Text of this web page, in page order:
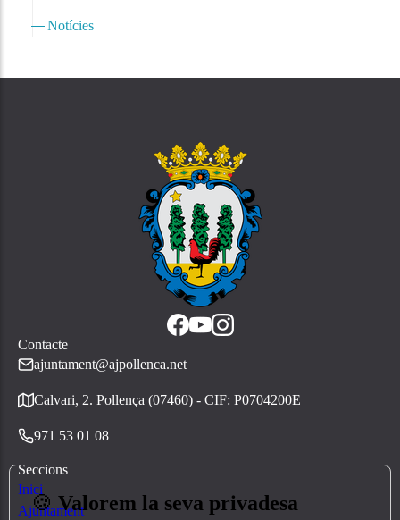
Notícies
Contacte
ajuntament@ajpollenca.net
Calvari, 2. Pollença (07460) - CIF: P0704200E
971 53 01 08
Seccions
Inici
Ajuntament
🍪Valorem la seva privadesa